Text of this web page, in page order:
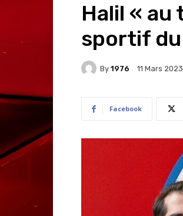
Halil «
sportif du
By 1976 11 Mars 2023
Facebook